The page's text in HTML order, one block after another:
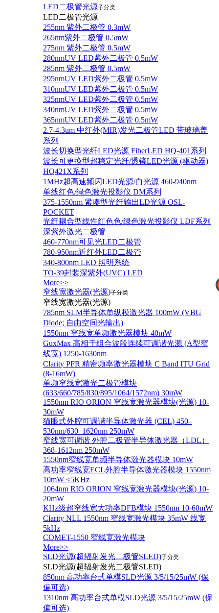
LED二极管光源子分类
LED二极管光源
255nm 紫外二极管 0.3mW
265nm紫外二极管 0.5mW
275nm 紫外二极管 0.5mW
280nmUV LED紫外二极管 0.5mW
285nm 紫外二极管 0.5mW
295nmUV LED紫外二极管 0.5mW
310nmUV LED紫外二极管 0.5mW
325nmUV LED紫外二极管 0.5mW
340nmUV LED紫外二极管 0.5mW
365nmUV LED紫外二极管 0.5mW
2.7-4.3um 中红外(MIR)发光二极管LED 带玻璃盖
系列
波长切换型光纤LED光源 FiberLED HQ-401系列
波长可更换型超稳定光纤/透镜LED光源 (驱动器)
HQ421X系列
1MHz超高速频闪LED光源/白光源 460-940nm
单线红色/绿色激光投影仪 DM系列
375-1550nm 紧凑型光纤输出LD光源 OSL-
POCKET
光纤耦合型线性红色色/绿色激光投影仪 LDF系列
深紫外激光二极管
460-770nm可见光LED二极管
780-950nm近红外LED二极管
340-800nm LED 照明系统
TO-39封装深紫外(UVC) LED
More>>
窄线宽激光器(光源)子分类
窄线宽激光器(光源)
785nm SLM半导体单纵模激光器 100mW (VBG
Diode; 自由空间光输出)
1550nm 窄线宽单频激光器模块 40mW
GuxMax 高相干组合波段连续可调谐光源 (A型窄
线宽) 1250-1630nm
Clarity PFR 精密频率激光器模块 C Band ITU Grid
(8-16mW)
单频窄线宽激光二极管模块
(633/660/785/830/895/1064/1572nm) 30mW
1550nm RIO ORION 窄线宽激光器模块(光源) 10-
30mW
猫眼式外腔可调谐半导体激光器 (CEL) 450–
530nm/630–1620nm 250mW
窄线宽可调谐 外腔二极管半导体激光器（LDL）
368-1612nm 250mW
1550nm窄线宽单频半导体激光器模块 10mW
高功率窄线宽ECL外腔半导体激光器模块 1550nm
10mW <5KHz
1064nm RIO ORION 窄线宽激光器模块(光源) 10-
20mW
KHz级超窄线宽大功率DFB模块 1550nm 10-60mW
Clarity NLL 1550nm 窄线宽激光模块 35mW 线宽
5kHz
COMET-1550 窄线宽激光模块
More>>
SLD光源(超辐射发光二极管SLED)子分类
SLD光源(超辐射发光二极管SLED)
850nm 高功率台式单模SLD光源 3/5/15/25mW (保
偏可选)
1310nm 高功率台式单模SLD光源 3/5/15/25mW (保
偏可选)